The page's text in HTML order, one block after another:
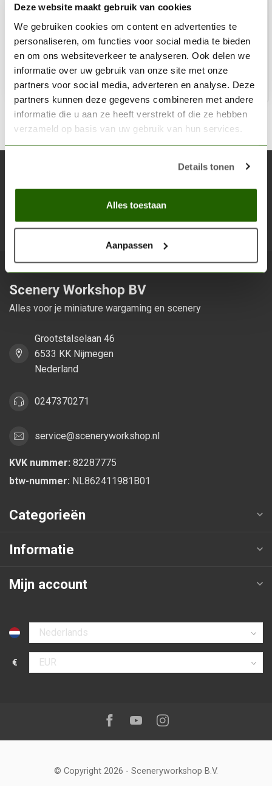
Deze website maakt gebruik van cookies
We gebruiken cookies om content en advertenties te
personaliseren, om functies voor social media te bieden
en om ons websiteverkeer te analyseren. Ook delen we
informatie over uw gebruik van onze site met onze
partners voor social media, adverteren en analyse. Deze
partners kunnen deze gegevens combineren met andere
informatie die u aan ze heeft verstrekt of die ze hebben
verzameld op basis van uw gebruik van hun services.
Details tonen
Alles toestaan
Aanpassen
Gorthor Brown - Layer Paint - 12ml - 22-47
€3,60
Niet op voorraad
Blijf op de hoogte over onze laatste acties
Scenery Workshop BV
Alles voor je miniature wargaming en scenery
Grootstalselaan 46
6533 KK Nijmegen
Nederland
0247370271
service@sceneryworkshop.nl
KVK nummer: 82287775
btw-nummer: NL862411981B01
Categorieën
Informatie
Mijn account
Selecteer taal
€
Selecteer valuta
Volg ons op:Facebook
YoutubeInstagram
© Copyright 2026 - Sceneryworkshop B.V.